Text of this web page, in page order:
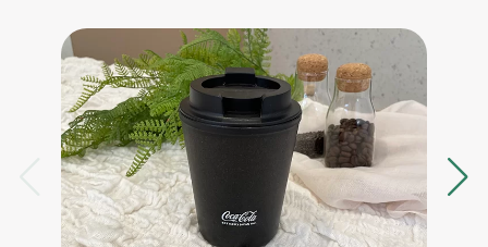
SUSPRO
selection
名入れ可エコグ
SUS amenity
アメニティ製品
一覧
コーヒー粉再利用雑貨 SUS coffee
お客様実績
お役立ち情報